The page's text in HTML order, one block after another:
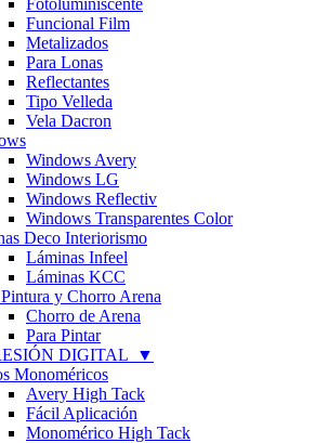
Fotoluminiscente
Funcional Film
Metalizados
Para Lonas
Reflectantes
Tipo Velleda
Vela Dacron
Windows Avery
Windows LG
Windows Reflectiv
Windows Transparentes Color
Deco Interiorismo
Láminas Infeel
Láminas KCC
y Chorro Arena
Chorro de Arena
Para Pintar
DIGITAL
▼
Monoméricos
Avery High Tack
Fácil Aplicación
Monomérico High Tack